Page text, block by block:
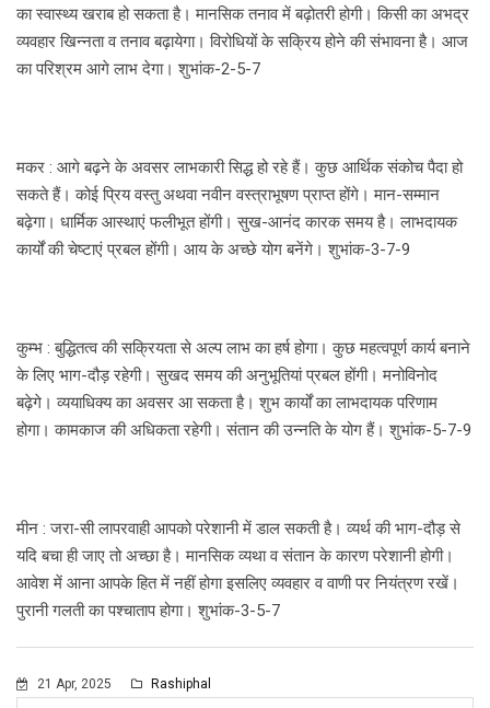
का स्वास्थ्य खराब हो सकता है। मानसिक तनाव में बढ़ोतरी होगी। किसी का अभद्र
व्यवहार खिन्नता व तनाव बढ़ायेगा। विरोधियों के सक्रिय होने की संभावना है। आज
का परिश्रम आगे लाभ देगा। शुभांक-2-5-7
मकर : आगे बढ़ने के अवसर लाभकारी सिद्ध हो रहे हैं। कुछ आर्थिक संकोच पैदा हो
सकते हैं। कोई प्रिय वस्तु अथवा नवीन वस्त्राभूषण प्राप्त होंगे। मान-सम्मान
बढ़ेगा। धार्मिक आस्थाएं फलीभूत होंगी। सुख-आनंद कारक समय है। लाभदायक
कार्यों की चेष्टाएं प्रबल होंगी। आय के अच्छे योग बनेंगे। शुभांक-3-7-9
कुम्भ : बुद्धितत्व की सक्रियता से अल्प लाभ का हर्ष होगा। कुछ महत्वपूर्ण कार्य बनाने
के लिए भाग-दौड़ रहेगी। सुखद समय की अनुभूतियां प्रबल होंगी। मनोविनोद
बढ़ेगे। व्ययाधिक्य का अवसर आ सकता है। शुभ कार्यों का लाभदायक परिणाम
होगा। कामकाज की अधिकता रहेगी। संतान की उन्नति के योग हैं। शुभांक-5-7-9
मीन : जरा-सी लापरवाही आपको परेशानी में डाल सकती है। व्यर्थ की भाग-दौड़ से
यदि बचा ही जाए तो अच्छा है। मानसिक व्यथा व संतान के कारण परेशानी होगी।
आवेश में आना आपके हित में नहीं होगा इसलिए व्यवहार व वाणी पर नियंत्रण रखें।
पुरानी गलती का पश्चाताप होगा। शुभांक-3-5-7
21 Apr, 2025 Rashiphal